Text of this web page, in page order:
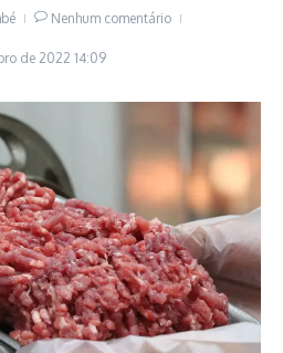
Nenhum comentário
de 2022 14:09